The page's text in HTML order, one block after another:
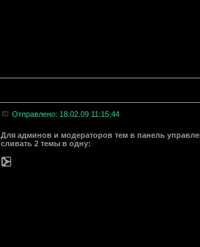
Отправлено: 18.02.09 11:15:44
Для админов и модераторов тем в панель
сливать 2 темы в одну: